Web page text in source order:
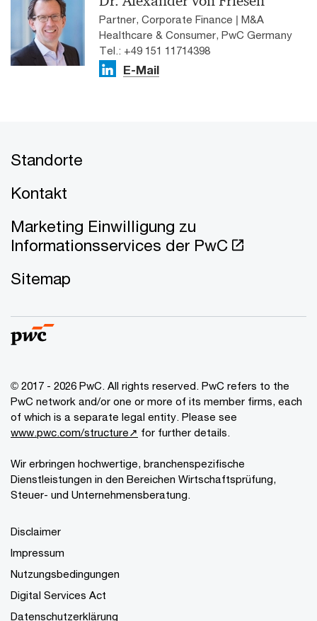
Partner, Corporate Finance | M&A
Healthcare & Consumer, PwC Germany
Tel.: +49 151 11714398
E-Mail
Standorte
Kontakt
Marketing Einwilligung zu
Informationsservices der PwC
Sitemap
© 2017 - 2026 PwC. All rights reserved. PwC refers to the
PwC network and/or one or more of its member firms, each
of which is a separate legal entity. Please see
www.pwc.com/structure↗ for further details.
Wir erbringen hochwertige, branchenspezifische
Dienstleistungen in den Bereichen Wirtschaftsprüfung,
Steuer- und Unternehmensberatung.
Disclaimer
Impressum
Nutzungsbedingungen
Digital Services Act
Datenschutzerklärung